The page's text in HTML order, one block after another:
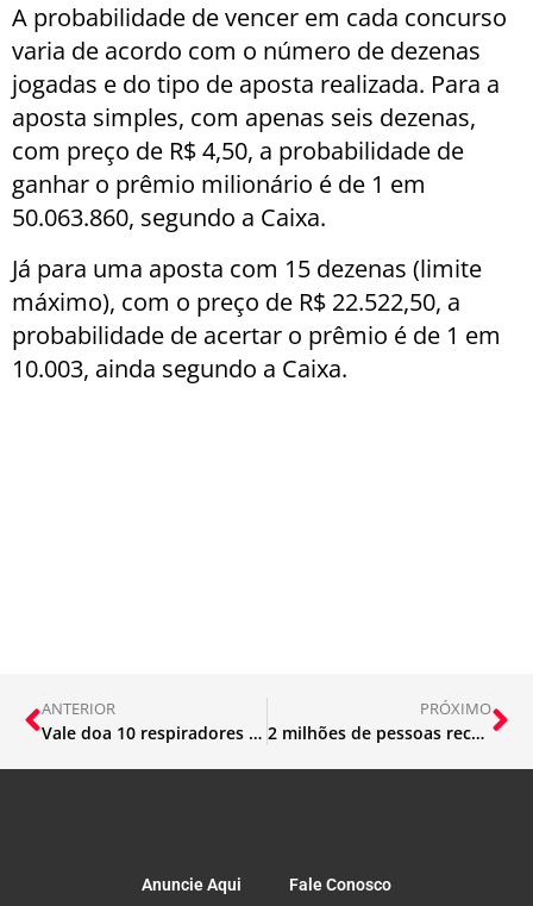
A probabilidade de vencer em cada concurso
varia de acordo com o número de dezenas
jogadas e do tipo de aposta realizada. Para a
aposta simples, com apenas seis dezenas,
com preço de R$ 4,50, a probabilidade de
ganhar o prêmio milionário é de 1 em
50.063.860, segundo a Caixa.
Já para uma aposta com 15 dezenas (limite
máximo), com o preço de R$ 22.522,50, a
probabilidade de acertar o prêmio é de 1 em
10.003, ainda segundo a Caixa.
ANTERIOR
Vale doa 10 respiradores para reforçar atendimento de pacientes
PRÓXIMO
2 milhões de pessoas recebem auxílio emergencial neste sábado (19)
Anuncie Aqui Fale Conosco